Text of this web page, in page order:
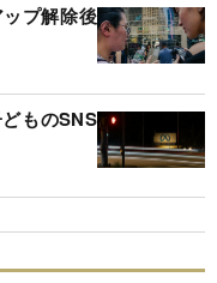
プ解除後
ものSNS